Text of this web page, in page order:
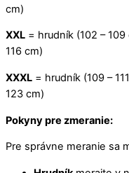
cm)
XXL = hrudník (102 –
116 cm)
XXXL = hrudník (109 –
123 cm)
Pokyny pre zmeranie:
Pre správne meranie sa